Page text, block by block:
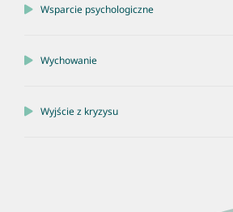
Wsparcie psychologiczne
Wychowanie
Wyjście z kryzysu